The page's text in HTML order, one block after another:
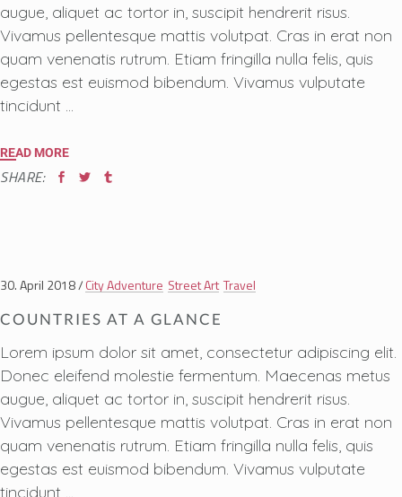
augue, aliquet ac tortor in, suscipit hendrerit risus.
Vivamus pellentesque mattis volutpat. Cras in erat non
quam venenatis rutrum. Etiam fringilla nulla felis, quis
egestas est euismod bibendum. Vivamus vulputate
tincidunt
READ MORE
SHARE:
30. April 2018 City Adventure Street Art Travel
COUNTRIES AT A GLANCE
Lorem ipsum dolor sit amet, consectetur adipiscing elit.
Donec eleifend molestie fermentum. Maecenas metus
augue, aliquet ac tortor in, suscipit hendrerit risus.
Vivamus pellentesque mattis volutpat. Cras in erat non
quam venenatis rutrum. Etiam fringilla nulla felis, quis
egestas est euismod bibendum. Vivamus vulputate
tincidunt